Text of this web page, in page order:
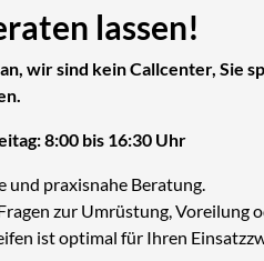
lassen!
an, wir sind kein Callcenter, Sie
8:00 bis 16:30 Uhr
und praxisnahe Beratung.
zur Umrüstung, Voreilung
ist optimal für Ihren